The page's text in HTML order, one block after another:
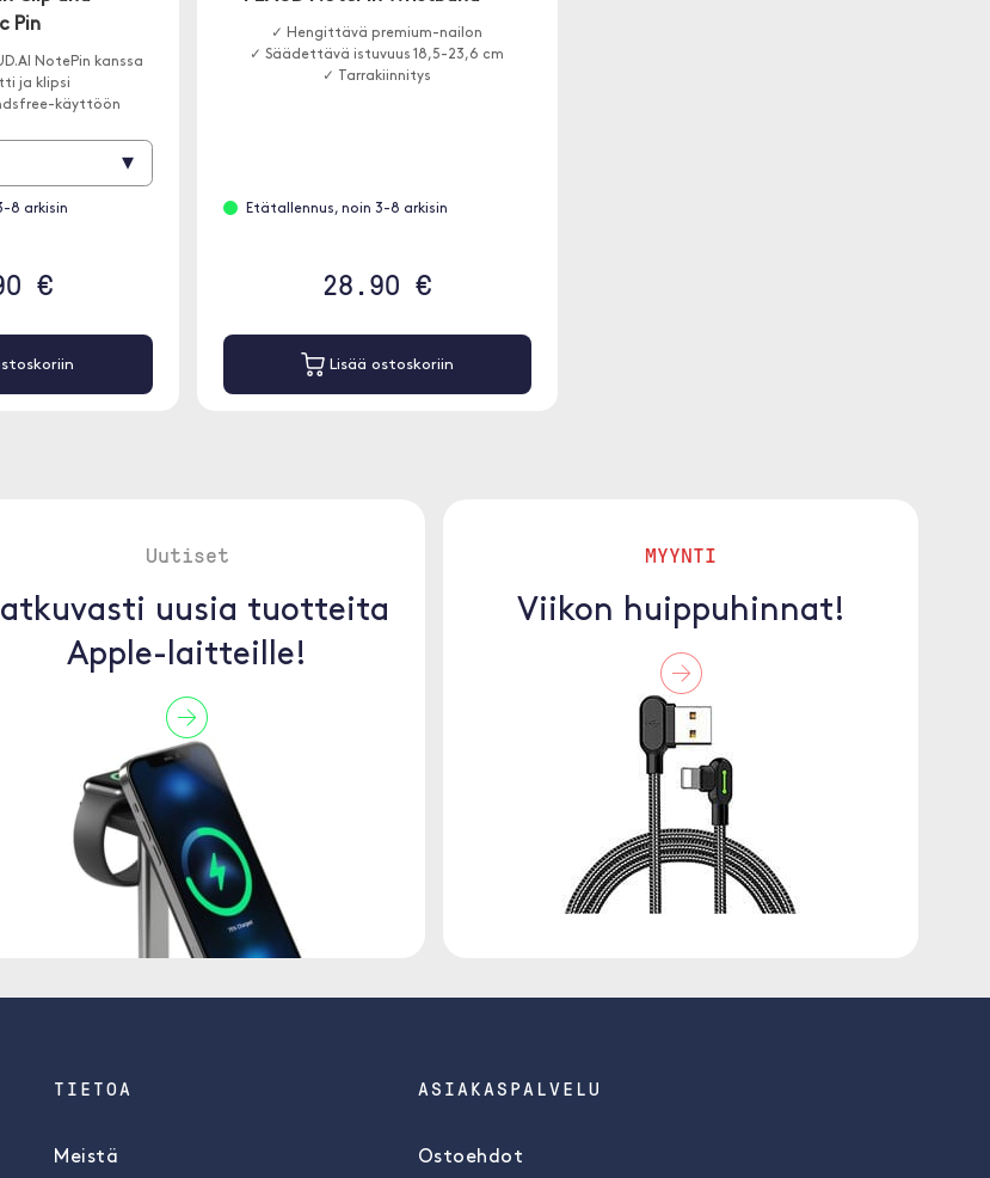
Pin
NotePin kanssa
ja klipsi
käyttöön
▾
8 arkisin
€
✓ Hengittävä premium-nailon
✓ Säädettävä istuvuus 18,5-23,6 cm
✓ Tarrakiinnitys
Etätallennus, noin 3-8 arkisin
28.90 €
Lisää ostoskoriin
Uutiset
uusia tuotteita
Apple-laitteille!
MYYNTI
Viikon huippuhinnat!
TIETOA
Meistä
ASIAKASPALVELU
Ostoehdot